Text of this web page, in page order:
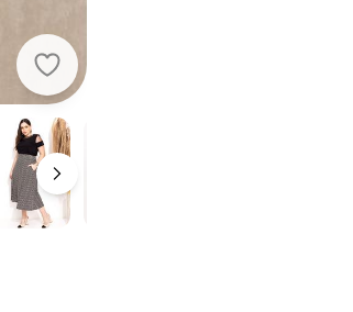
Quintess - Blusa Preta com